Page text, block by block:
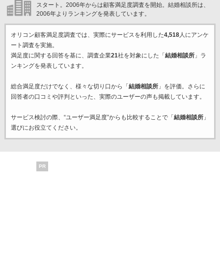
スタート。2006年からは顧客満足度調査を開始。結婚相談所は、
2006年よりランキングを発表しています。
オリコン顧客満足度調査では、実際にサービスを利用した4,518人にアンケ
ート調査を実施。
満足度に関する回答を基に、調査企業21社を対象にした「 結婚相談所」ラ
ンキングを発表しています。
総合満足度だけでなく、様々な切り口から「 結婚相談所」を評価。さらに
回答者の口コミや評判といった、実際のユーザーの声も掲載しています。
サービス検討の際、“ユーザー満足度”からも比較することで「 結婚相談所」
選びにお役立てください。
PR